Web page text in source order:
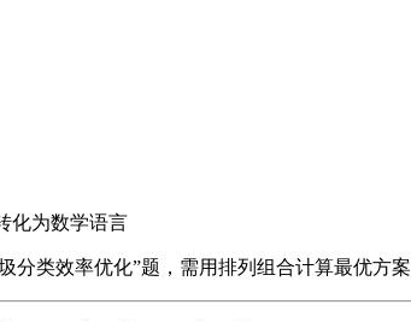
化为数学语言
分类效率优化”题，需用排列组合计算最优方案